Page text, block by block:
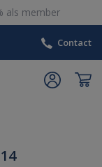
als member
Contact